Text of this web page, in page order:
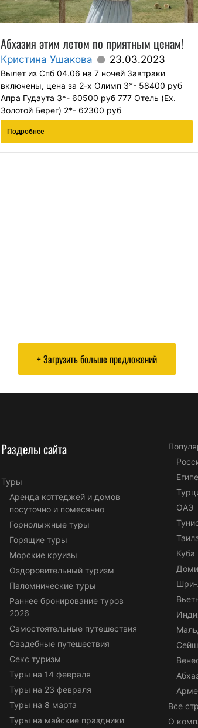
Абхазия этим летом по приятным ценам!
Кристина Ушакова 23.03.2023
Вылет из Спб 04.06 на 7 ночей Завтраки
включены, цена за 2-х Олимп 3*- 58400 руб
Апра Гудаута 3*- 60500 руб 777 Отель (Ex.
Золотой Берег) 2*- 62300 руб
Подробнее
+ Загрузить больше предложений
Разделы сайта
Туры
Аренда коттеджей и домов
посуточно и помесячно
Горнолыжные туры
Горящие туры
Морские круизы
Оздоровительный туризм
Паломнические туры
Раннее бронирование туров
2026
Самостоятельные путешествия
Свадебные путешествия
Секс туризм
Туры на 14 февраля
Туры на 23 февраля
Туры на 8 марта
Туры на майские праздники
ОАЭ
Куба
Шри-
Все
О